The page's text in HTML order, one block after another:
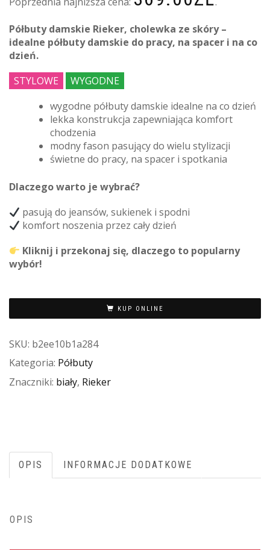
Półbuty damskie Rieker, cholewka ze skóry –
idealne półbuty damskie do pracy, na spacer i na co
dzień.
STYLOWE
WYGODNE
wygodne półbuty damskie idealne na co dzień
lekka konstrukcja zapewniająca komfort
chodzenia
modny fason pasujący do wielu stylizacji
świetne do pracy, na spacer i spotkania
Dlaczego warto je wybrać?
pasują do jeansów, sukienek i spodni
komfort noszenia przez cały dzień
Kliknij i przekonaj się, dlaczego to popularny
wybór!
KUP ONLINE
SKU: b2ee10b1a284
Kategoria: Półbuty
Znaczniki: biały, Rieker
OPIS INFORMACJE DODATKOWE
OPIS